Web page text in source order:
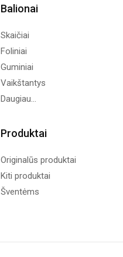
Balionai
Skaičiai
Foliniai
Guminiai
Vaikštantys
Daugiau...
Produktai
Originalūs produktai
Kiti produktai
Šventėms